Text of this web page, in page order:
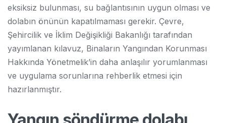
eksiksiz bulunması, su bağlantısının uygun olması ve
dolabın önünün kapatılmaması gerekir. Çevre,
Şehircilik ve İklim Değişikliği Bakanlığı tarafından
yayımlanan kılavuz, Binaların Yangından Korunması
Hakkında Yönetmelik’in daha anlaşılır yorumlanması
ve uygulama sorunlarına rehberlik etmesi için
hazırlanmıştır.